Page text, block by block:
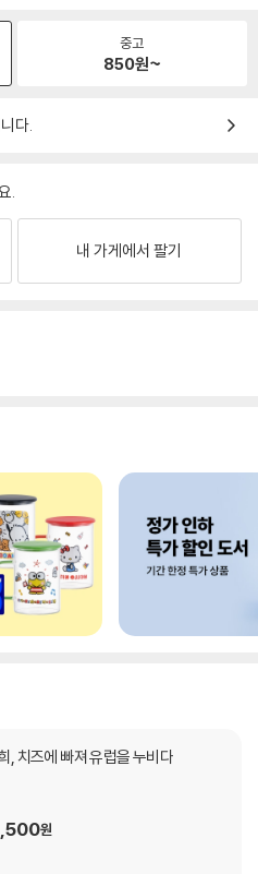
중고
850원~
다.
.
내 가게에서 팔기
, 치즈에 빠져 유럽을 누비다
원